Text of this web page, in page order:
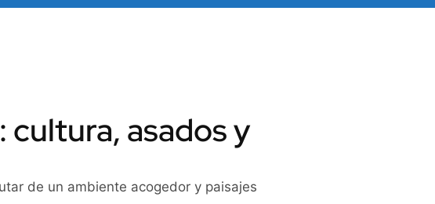
cultura, asados y
de un ambiente acogedor y paisajes